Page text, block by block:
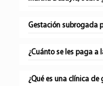
Gestación subrogada
¿Cuánto se les paga a
¿Qué es una clínica